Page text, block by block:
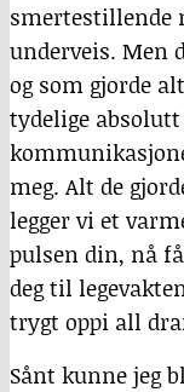
smertestillende
underveis. Men
og som gjorde
tydelige
meg. Alt de
legger vi et
pulsen din, nå
deg til
trygt oppi all
Sånt kunne jeg